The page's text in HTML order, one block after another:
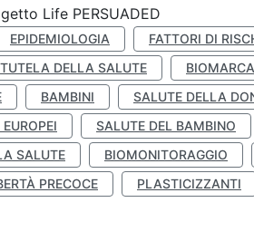
Life PERSUADED
EPIDEMIOLOGIA FATTORI DI
TUTELA DELLA SALUTE
BAMBINI SALUTE DELLA
SALUTE DEL BAMBINO
SALUTE
BIOMONITORAGGIO
PRECOCE PLASTICIZZANTI